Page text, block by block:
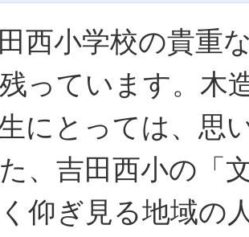
西小学校の貴重
っています。木
にとっては、思
、吉田西小の「
仰ぎ見る地域の